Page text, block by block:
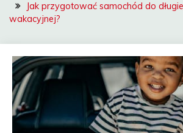
Jak przygotować samochód do
wakacyjnej?